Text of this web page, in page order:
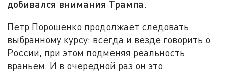
добивался внимания Трампа.
Петр Порошенко продолжает следовать
выбранному курсу: всегда и везде говорить о
России, при этом подменяя реальность
враньем. И в очередной раз он это